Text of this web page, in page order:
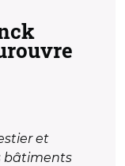
et
bâtiments